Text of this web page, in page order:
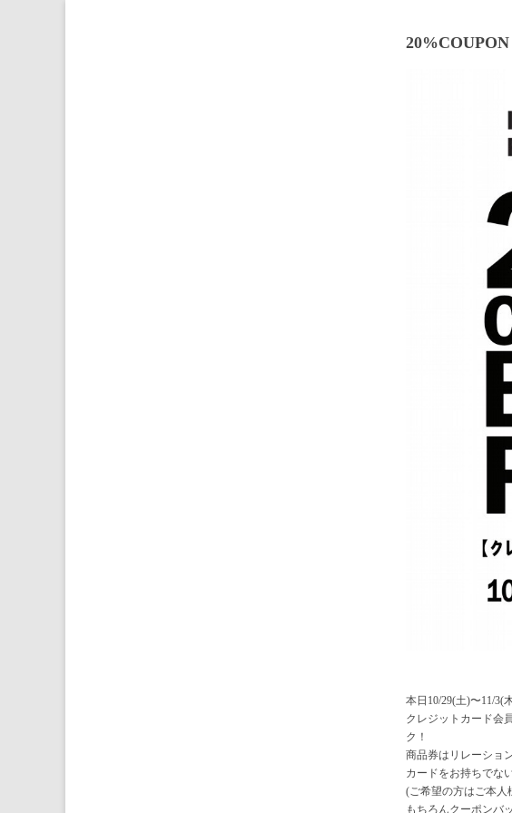
本日10/29(土)〜11/3(
クレジットカード会
ク！
商品券はリレーショ
カードをお持ちでな
(ご希望の方はご本人
もちろんクーポンバ